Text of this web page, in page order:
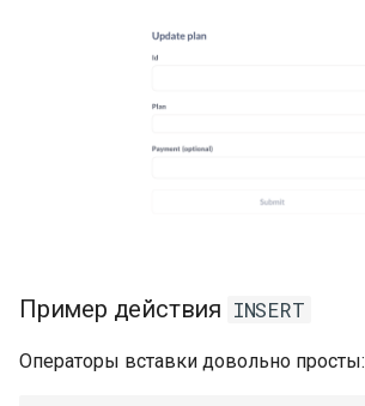
Пример действия INSERT
Операторы вставки довольно просты: